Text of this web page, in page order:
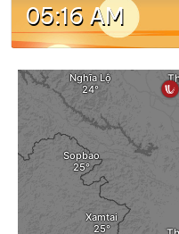
05:16 AM